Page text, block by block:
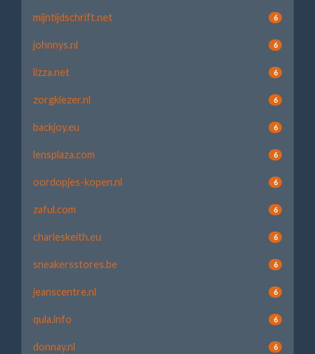
mijntijdschrift.net 6
johnnys.nl 6
lizza.net 6
zorgkiezer.nl 6
backjoy.eu 6
lensplaza.com 6
oordopjes-kopen.nl 6
zaful.com 6
charleskeith.eu 6
sneakersstores.be 6
jeanscentre.nl 6
qula.info 6
donnay.nl 6